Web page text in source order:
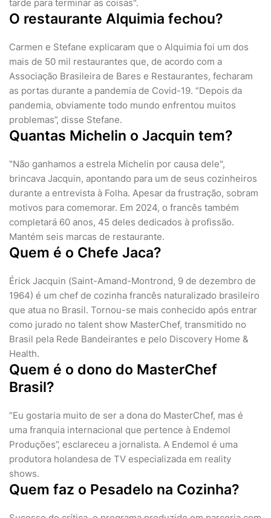
tarde para terminar as coisas".
O restaurante Alquimia fechou?
Carmen e Stefane explicaram que o Alquimia foi um dos
mais de 50 mil restaurantes que, de acordo com a
Associação Brasileira de Bares e Restaurantes, fecharam
as portas durante a pandemia de Covid-19. “Depois da
pandemia, obviamente todo mundo enfrentou muitos
problemas”, disse Stefane.
Quantas Michelin o Jacquin tem?
"Não ganhamos a estrela Michelin por causa dele",
brincava Jacquin, apontando para um de seus cozinheiros
durante a entrevista à Folha. Apesar da frustração, sobram
motivos para comemorar. Em 2024, o francês também
completará 60 anos, 45 deles dedicados à profissão.
Mantém seis marcas de restaurante.
Quem é o Chefe Jaca?
Érick Jacquin (Saint-Amand-Montrond, 9 de dezembro de
1964) é um chef de cozinha francês naturalizado brasileiro
que atua no Brasil. Tornou-se mais conhecido após entrar
como jurado no talent show MasterChef, transmitido no
Brasil pela Rede Bandeirantes e pelo Discovery Home &
Health.
Quem é o dono do MasterChef
Brasil?
“Eu gostaria muito de ser a dona do MasterChef, mas é
uma franquia internacional que pertence à Endemol
Produções”, esclareceu a jornalista. A Endemol é uma
produtora holandesa de TV especializada em reality
shows.
Quem faz o Pesadelo na Cozinha?